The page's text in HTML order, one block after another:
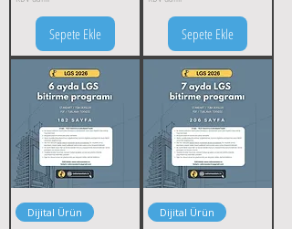
Sepete Ekle Sepete Ekle
Dijital Ürün
Dijital Ürün